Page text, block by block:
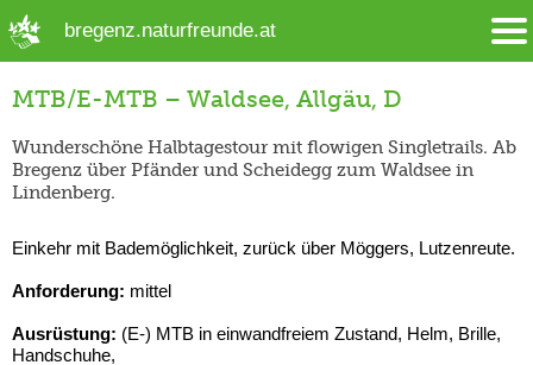
bregenz.naturfreunde.at
MTB/E-MTB – Waldsee, Allgäu, D
Wunderschöne Halbtagestour mit flowigen Singletrails. Ab
Bregenz über Pfänder und Scheidegg zum Waldsee in
Lindenberg.
Einkehr mit Bademöglichkeit, zurück über Möggers, Lutzenreute.
Anforderung: mittel
Ausrüstung: (E-) MTB in einwandfreiem Zustand, Helm, Brille,
Handschuhe,